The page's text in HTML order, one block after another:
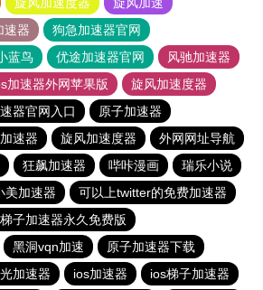
旋风加速度器
旋风加速
速器
狗急加速器官网
蓝鸟 优途加速器官网
风驰加速器
加速器外网苹果版
旋风加速度器
器官网入口
原子加速器
速器 旋风加速度器
外网网址导航
狂飙加速器 哔咔漫画
瑞乐小说
美加速器
可以上twitter的免费加速器
子加速器永久免费版
黑洞vqn加速
原子加速器下载
加速器 ios加速器 ios梯子加速器